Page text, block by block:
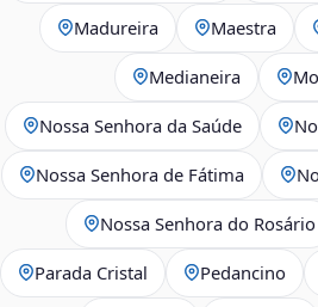
Madureira Maestra
Medianeira
Nossa Senhora da Saúde
Nossa Senhora de Fátima
Nossa Senhora do Rosário
Parada Cristal Pedancino